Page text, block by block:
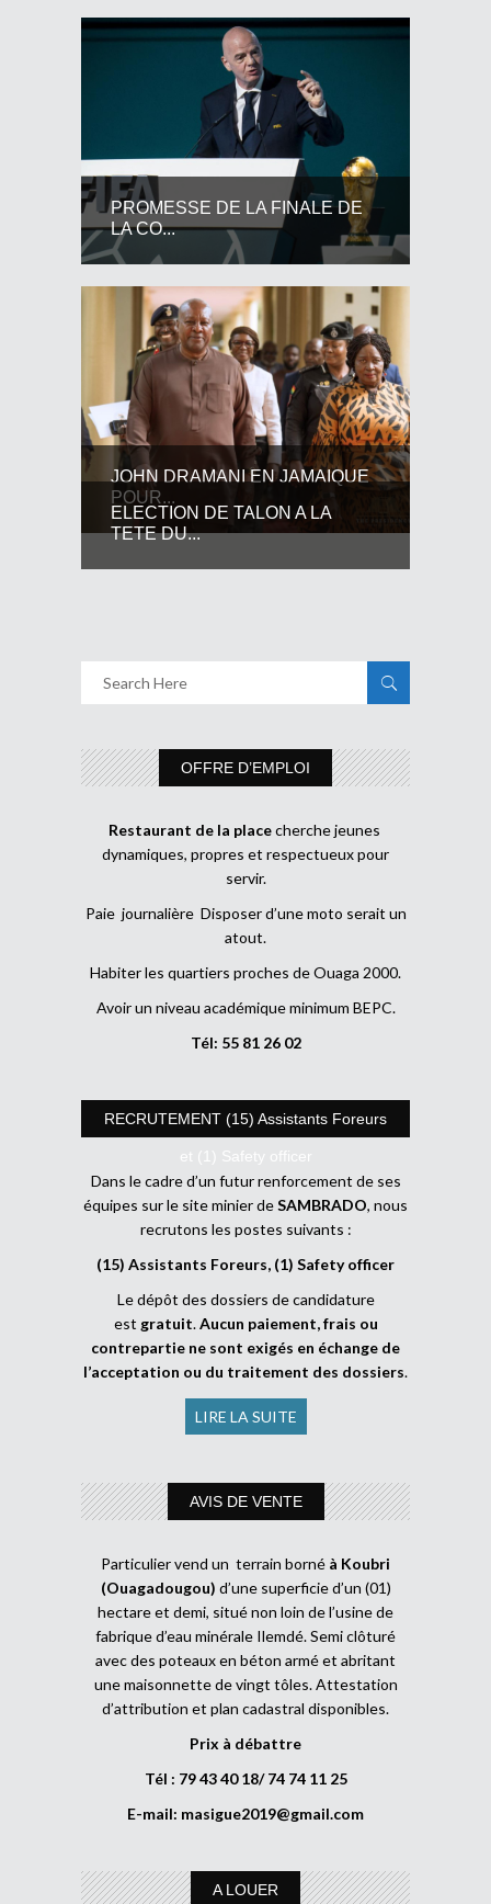
PROMESSE DE LA FINALE DE
LA CO...
JOHN DRAMANI EN JAMAIQUE
POUR...
ELECTION DE TALON A LA
TETE DU...
OFFRE D’EMPLOI
Restaurant de la placecherche jeunes
dynamiques, propres et respectueux pour
servir.
Paie journalière Disposer d’une moto serait un
atout.
Habiter les quartiers proches de Ouaga 2000.
Avoir un niveau académique minimum BEPC.
Tél: 55 81 26 02
RECRUTEMENT (15) Assistants Foreurs
et (1) Safety officer
Dans le cadre d’un futur renforcement de ses
équipes sur le site minier deSAMBRADO, nous
recrutons les postes suivants :
(15) Assistants Foreurs, (1) Safety officer
Le dépôt des dossiers de candidature
est gratuit.Aucun paiement, frais ou
contrepartie ne sont exigés en échange de
l’acceptation ou du traitement des dossiers.
LIRE LA SUITE
AVIS DE VENTE
Particulier vend un terrain borné à Koubri
(Ouagadougou) d’une superficie d’un (01)
hectare et demi, situé non loin de l’usine de
fabrique d’eau minérale Ilemdé. Semi clôturé
avec des poteaux en béton armé et abritant
une maisonnette de vingt tôles. Attestation
d’attribution et plan cadastral disponibles.
Prix à débattre
Tél : 79 43 40 18/ 74 74 11 25
E-mail: masigue2019@gmail.com
A LOUER